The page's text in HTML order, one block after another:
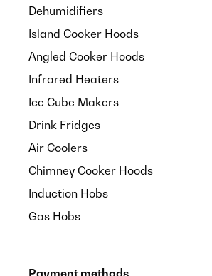
que buscaba, estoy
Dehumidifiers
Island Cooker Hoods
Angled Cooker Hoods
Infrared Heaters
Ice Cube Makers
Drink Fridges
Air Coolers
Chimney Cooker Hoods
Induction Hobs
Gas Hobs
Payment methods